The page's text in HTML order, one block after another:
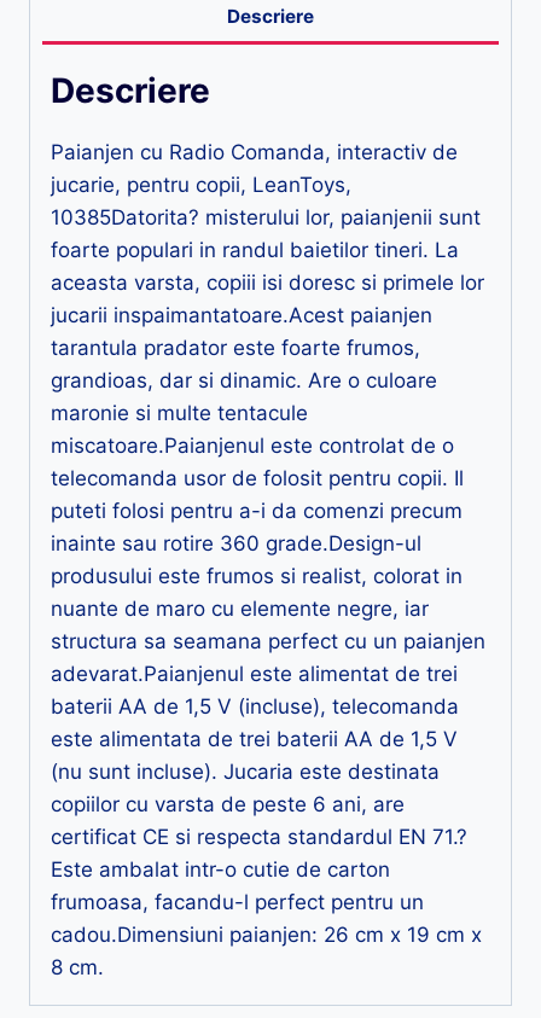
Descriere
Descriere
Paianjen cu Radio Comanda, interactiv de
jucarie, pentru copii, LeanToys,
10385Datorita? misterului lor, paianjenii sunt
foarte populari in randul baietilor tineri. La
aceasta varsta, copiii isi doresc si primele lor
jucarii inspaimantatoare.Acest paianjen
tarantula pradator este foarte frumos,
grandioas, dar si dinamic. Are o culoare
maronie si multe tentacule
miscatoare.Paianjenul este controlat de o
telecomanda usor de folosit pentru copii. Il
puteti folosi pentru a-i da comenzi precum
inainte sau rotire 360 grade.Design-ul
produsului este frumos si realist, colorat in
nuante de maro cu elemente negre, iar
structura sa seamana perfect cu un paianjen
adevarat.Paianjenul este alimentat de trei
baterii AA de 1,5 V (incluse), telecomanda
este alimentata de trei baterii AA de 1,5 V
(nu sunt incluse). Jucaria este destinata
copiilor cu varsta de peste 6 ani, are
certificat CE si respecta standardul EN 71.?
Este ambalat intr-o cutie de carton
frumoasa, facandu-l perfect pentru un
cadou.Dimensiuni paianjen: 26 cm x 19 cm x
8 cm.